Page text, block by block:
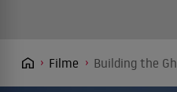
Filme Building the